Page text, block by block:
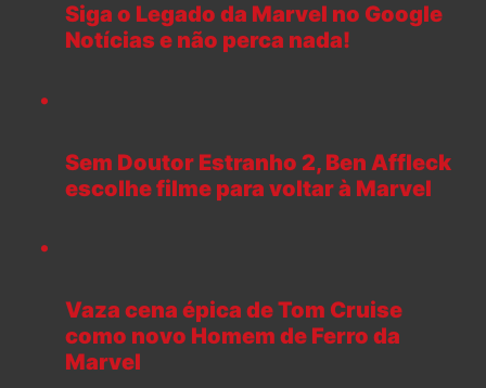
Siga o Legado da Marvel no Google
Notícias e não perca nada!
Sem Doutor Estranho 2, Ben Affleck
escolhe filme para voltar à Marvel
Vaza cena épica de Tom Cruise
como novo Homem de Ferro da
Marvel